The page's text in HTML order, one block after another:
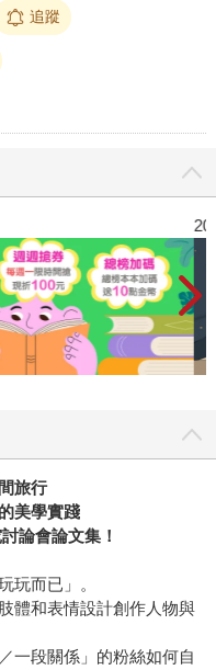
追蹤
旅行
美學實踐
論會論文集！
玩而已」。
體和表情設計創作人物與
一段關係」的粉絲如何自